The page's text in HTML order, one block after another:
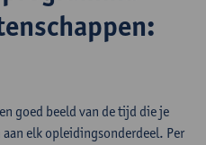
goed beeld van de tijd die je
elk opleidingsonderdeel. Per